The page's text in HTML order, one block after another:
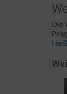
Die